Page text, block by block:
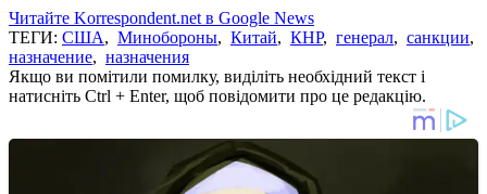
Читайте Korrespondent.net в Google News
ТЕГИ: США, Минобороны, Китай, КНР, генерал, санкции,
назначение, назначения
Якщо ви помітили помилку, виділіть необхідний текст і
натисніть Ctrl + Enter, щоб повідомити про це редакцію.